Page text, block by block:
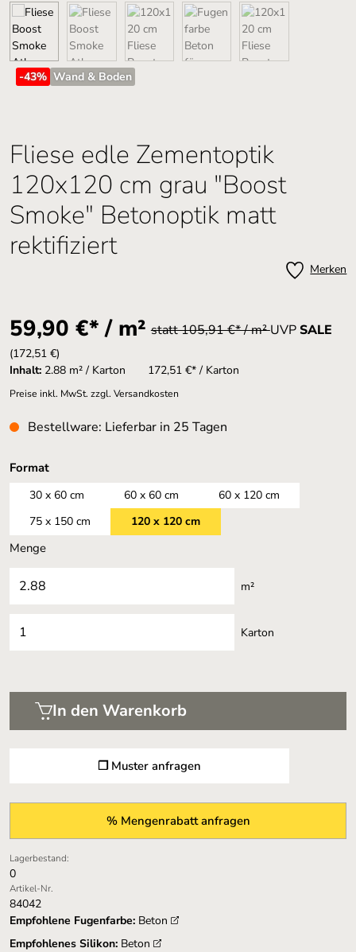
-43% Wand & Boden
Fliese edle Zementoptik
120x120 cm grau "Boost
Smoke" Betonoptik matt
rektifiziert
Merken
59,90 €* / m² statt 105,91 €* / m²UVPSALE
(172,51 €)
Inhalt: 2.88 m² / Karton 172,51 €* / Karton
Preise inkl. MwSt. zzgl. Versandkosten
Bestellware: Lieferbar in 25 Tagen
Formatauswählen
30 x 60 cm 60 x 60 cm
60 x 120 cm
75 x 150 cm
120 x 120 cm
❐ Muster anfragen
Menge
m²
Karton
In den Warenkorb
% Mengenrabatt anfragen
Lagerbestand:
0
Artikel-Nr.
84042
Empfohlene Fugenfarbe: Beton
Empfohlenes Silikon: Beton